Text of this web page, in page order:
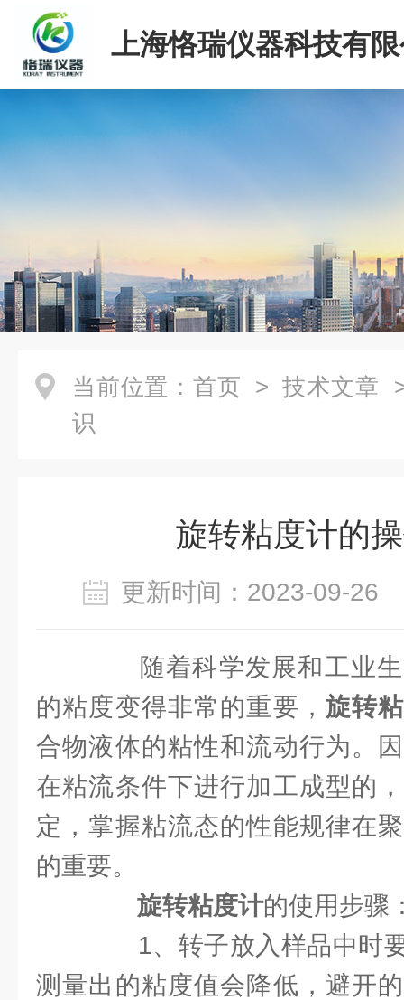
上海恪瑞仪器科技有
当前位置： 首页 > 技术文章
识
旋转粘度计的
更新时间：2023-09-
随着科学发展和工业生
的粘度变得非常的重要， 旋转
合物液体的粘性和流动行为。
在粘流条件下进行加工成型的
定，掌握粘流态的性能规律在
的重要。
旋转粘度计的使用步骤
1、转子放入样品中时要
测量出的粘度值会降低，避开